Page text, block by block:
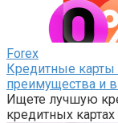
Forex
Кредитные
преимущества и
Ищете лучшую
кредитных